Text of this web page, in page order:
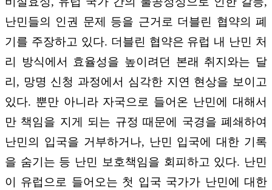
난민들의 인권 문제 등을 근거로 더블린 협약의 폐
기를 주장하고 있다. 더블린 협약은 유럽 내 난민 처
리 방식에서 효율성을 높이려던 본래 취지와는 달
리, 망명 신청 과정에서 심각한 지연 현상을 보이고
있다. 뿐만 아니라 자국으로 들어온 난민에 대해서
만 책임을 지게 되는 규정 때문에 국경을 폐쇄하여
난민의 입국을 거부하거나, 난민 입국에 대한 기록
을 숨기는 등 난민 보호책임을 회피하고 있다. 난민
이 유럽으로 들어오는 첫 입국 국가가 난민에 대한